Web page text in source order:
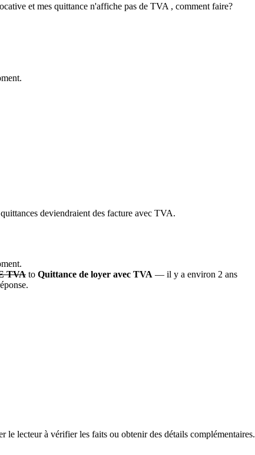
et mes quittance n'affiche pas de TVA , comment faire?
deviendraient des facture avec TVA.
TVA to Quittance de loyer avec TVA — il y a environ 2 ans
le lecteur à vérifier les faits ou obtenir des détails complémentaires.